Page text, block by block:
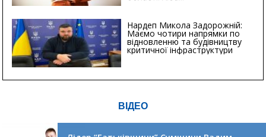
Нардеп Микола Задорожній:
Маємо чотири напрямки по
відновленню та будівництву
критичної інфраструктури
ВІДЕО